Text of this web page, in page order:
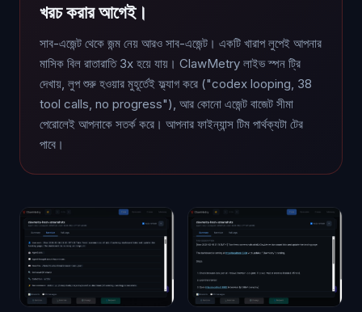
খরচ করার আগেই।
সাব-এজেন্ট থেকে জন্ম নেয় আরও সাব-এজেন্ট। একটি খারাপ লুপেই আপনার
মাসিক বিল রাতারাতি 3x হয়ে যায়। ClawMetry লাইভ স্পন ট্রি
দেখায়, লুপ শুরু হওয়ার মুহূর্তেই ফ্ল্যাগ করে ("codex looping, 38
tool calls, no progress"), আর কোনো এজেন্ট বাজেট সীমা
পেরোলেই আপনাকে সতর্ক করে। আপনার ফাইন্যান্স টিম পার্থক্যটা টের
পাবে।